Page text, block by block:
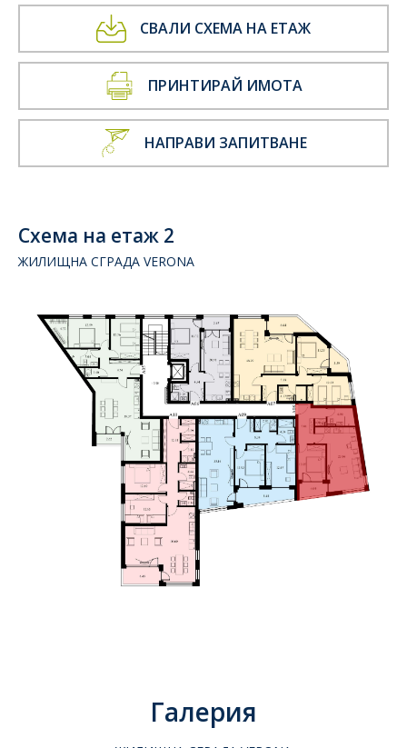
СВАЛИ СХЕМА НА ЕТАЖ
ПРИНТИРАЙ ИМОТА
НАПРАВИ ЗАПИТВАНЕ
Схема на етаж 2
ЖИЛИЩНА СГРАДА VERONA
Галерия